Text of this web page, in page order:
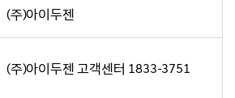
(주)아이두젠
(주)아이두젠 고객센터 1833-3751